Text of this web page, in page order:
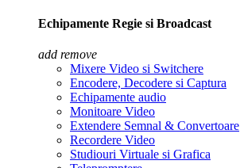
Echipamente Regie si Broadcast
add remove
Mixere Video si Switchere
Encodere, Decodere si Captura
Echipamente audio
Monitoare Video
Extendere Semnal & Convertoare
Recordere Video
Studiouri Virtuale si Grafica